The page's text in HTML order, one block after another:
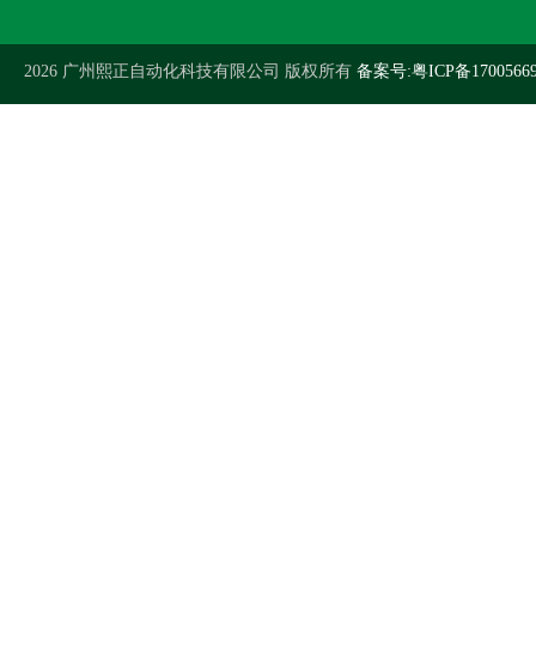
2026 广州熙正自动化科技有限公司 版权所有 备案号:粤ICP备